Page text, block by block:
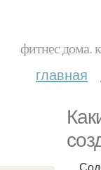
фитнес дома.
главная